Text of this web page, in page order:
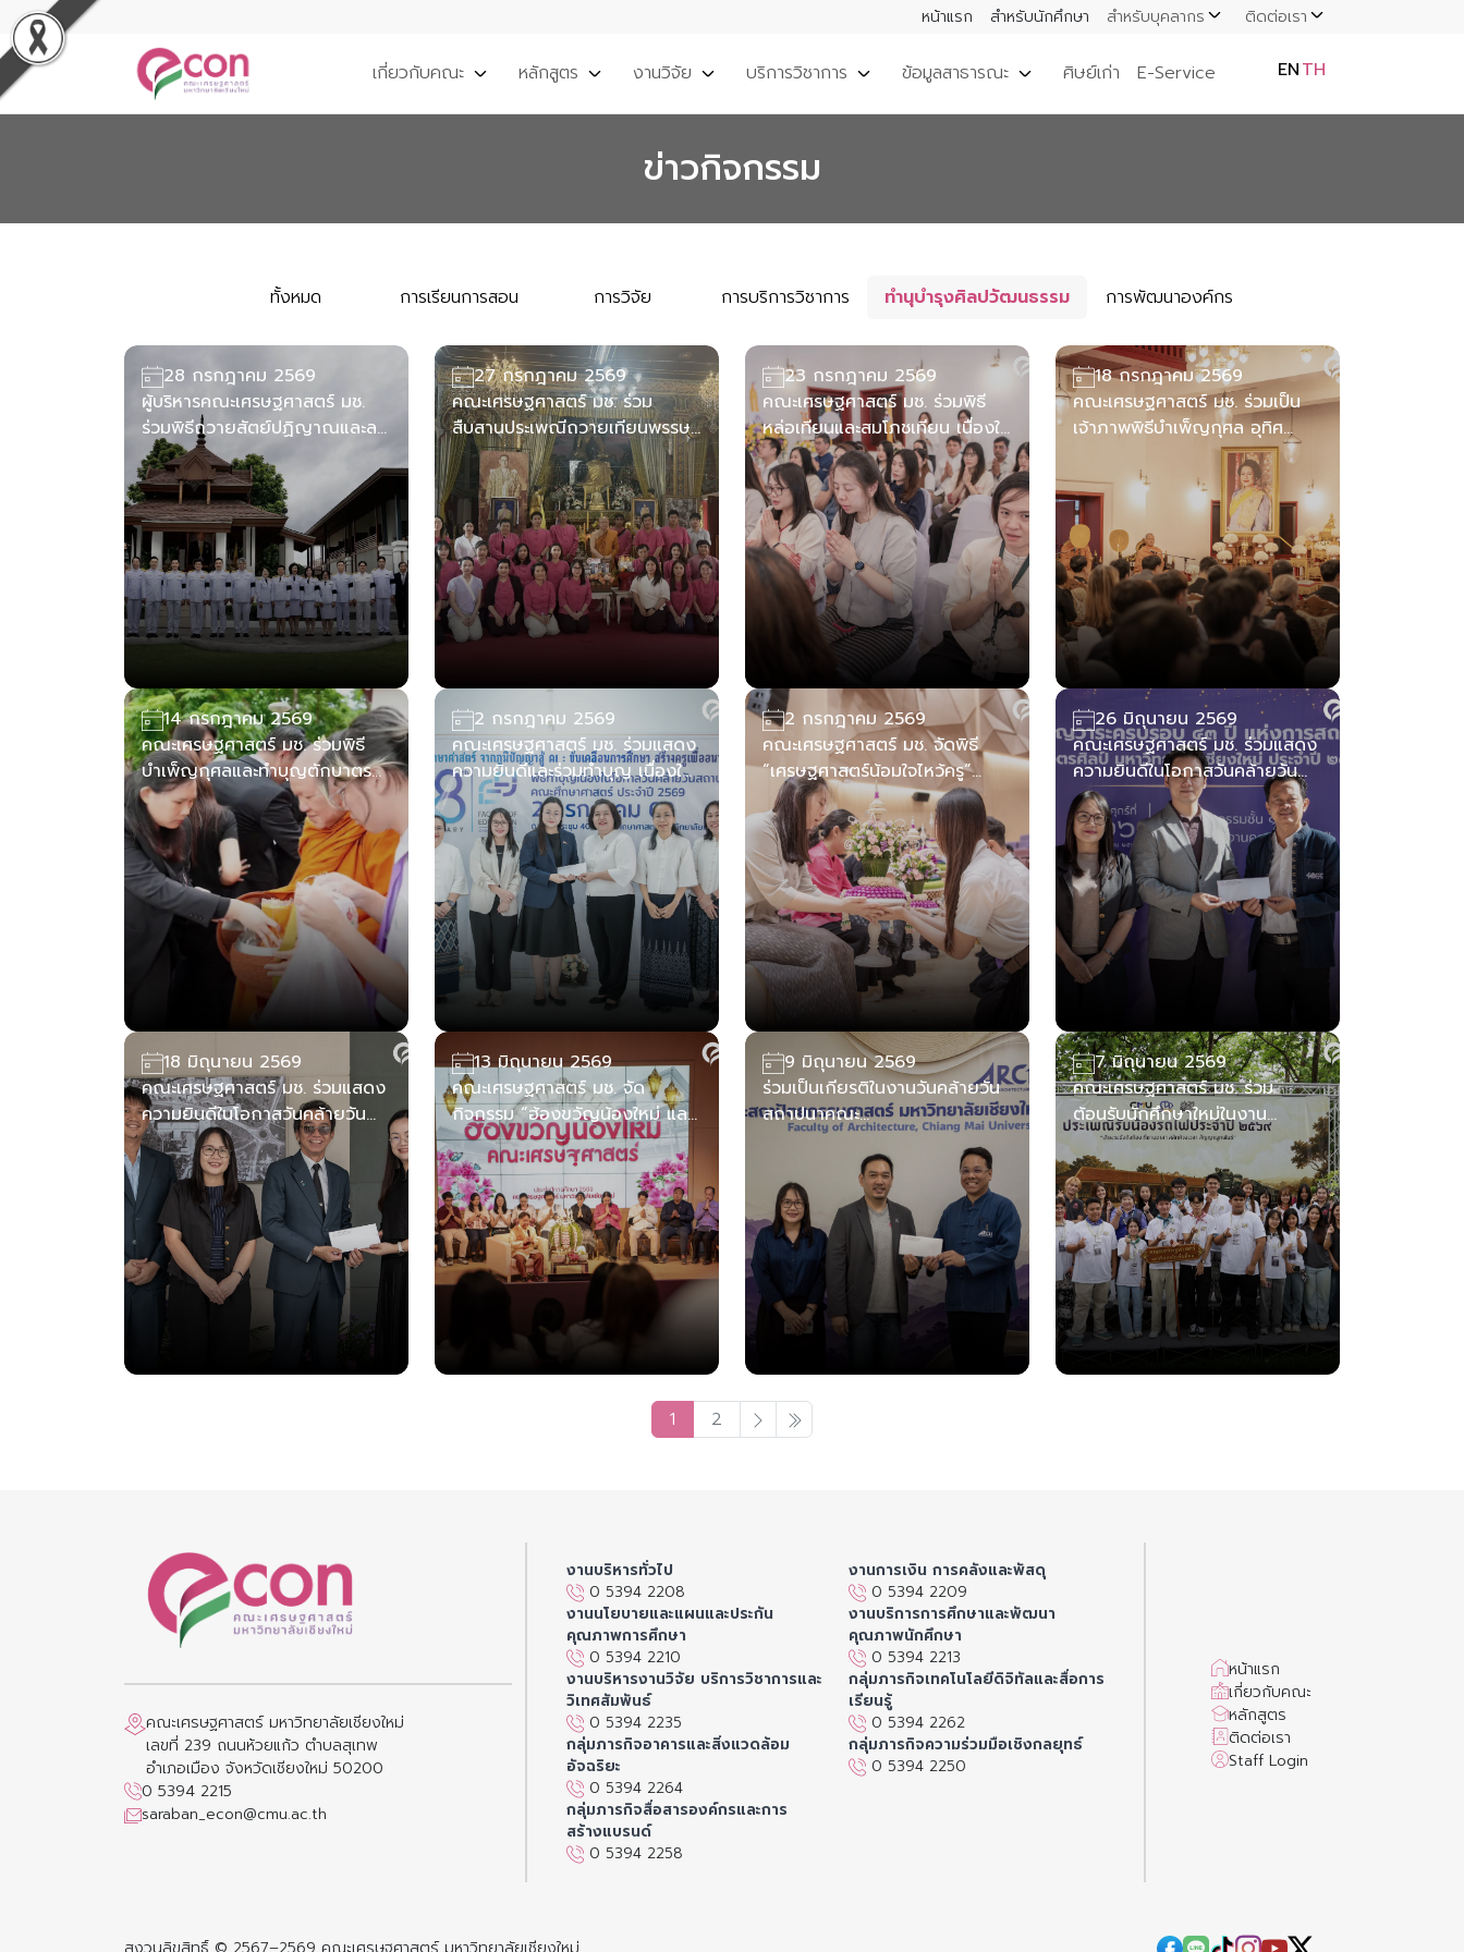
หน้าแรก สำหรับนักศึกษา สำหรับบุคลากร ติดต่อเรา
เกี่ยวกับคณะ หลักสูตร งานวิจัย บริการวิชาการ ข้อมูลสาธารณะ ศิษย์เก่า E-Service ENTH
ข่าวกิจกรรม
ทั้งหมด การเรียนการสอน การวิจัย การบริการวิชาการ ทำนุบำรุงศิลปวัฒนธรรม การพัฒนาองค์กร
28 กรกฎาคม 2569
ผู้บริหารคณะเศรษฐศาสตร์ มช.
ร่วมพิธีถวายสัตย์ปฏิญาณและลง
นามถวายพระพรชัยมงคล เนื่องใน
โอกาสวันเฉลิมพระชนมพรรษา 28
กรกฎาคม 2569
27 กรกฎาคม 2569
คณะเศรษฐศาสตร์ มช. ร่วม
สืบสานประเพณีถวายเทียนพรรษา
ประจำปี 2569 ส่งเสริมคุณธรรม
และทำนุบำรุงศิลปวัฒนธรรม
23 กรกฎาคม 2569
คณะเศรษฐศาสตร์ มช. ร่วมพิธี
หล่อเทียนและสมโภชเทียน เนื่องใน
วันเข้าพรรษา มหาวิทยาลัย
เชียงใหม่ ประจำปี 2569
18 กรกฎาคม 2569
คณะเศรษฐศาสตร์ มช. ร่วมเป็น
เจ้าภาพพิธีบำเพ็ญกุศล อุทิศ
ถวายเป็นพระราชกุศลแด่ สมเด็จ
พระนางเจ้าสิริกิติ์ พระบรมราชชนนี
พันปีหลวง
14 กรกฎาคม 2569
คณะเศรษฐศาสตร์ มช. ร่วมพิธี
บำเพ็ญกุศลและทำบุญตักบาตร
อุทิศถวายเป็นพระกุศลแด่ สมเด็จ
พระเจ้าลูกเธอ เจ้าฟ้าพัชรกิติยาภา
นเรนทิราเทพยวดี กรมหลวงราช
สาริณีสิริพัชร มหาวัชรราชธิดา
2 กรกฎาคม 2569
คณะเศรษฐศาสตร์ มช. ร่วมแสดง
ความยินดีและร่วมทำบุญ เนื่องใน
โอกาสวันคล้ายวันสถาปนาคณะ
ศึกษาศาสตร์ ครบรอบ 58 ปี
2 กรกฎาคม 2569
คณะเศรษฐศาสตร์ มช. จัดพิธี
“เศรษฐศาสตร์น้อมใจไหว้ครู”
ประจำปีการศึกษา 2569 สืบสาน
คุณค่าความกตัญญูและต้อนรับ
นักศึกษาใหม่
26 มิถุนายน 2569
คณะเศรษฐศาสตร์ มช. ร่วมแสดง
ความยินดีในโอกาสวันคล้ายวัน
สถาปนาครบรอบ 43 ปี คณะ
วิจิตรศิลป์ มหาวิทยาลัยเชียงใหม่
18 มิถุนายน 2569
คณะเศรษฐศาสตร์ มช. ร่วมแสดง
ความยินดีในโอกาสวันคล้ายวัน
สถาปนาคณะสังคมศาสตร์
มหาวิทยาลัยเชียงใหม่ ประจำปี
2569
13 มิถุนายน 2569
คณะเศรษฐศาสตร์ มช. จัด
กิจกรรม “ฮ้องขวัญน้องใหม่ และ
สานสัมพันธ์ ECON 69” ต้อนรับ
นักศึกษาใหม่ พร้อมปลูกฝัง
คุณธรรม ความยั่งยืน และความ
ซื่อสัตย์ทางวิชาการ
9 มิถุนายน 2569
ร่วมเป็นเกียรติในงานวันคล้ายวัน
สถาปนาคณะ
สถาปัตยกรรมศาสตร์
7 มิถุนายน 2569
คณะเศรษฐศาสตร์ มช. ร่วม
ต้อนรับนักศึกษาใหม่ในงาน
ประเพณีรับน้องรถไฟ 2569 ส่ง
กำลังใจสู่ก้าวแรกแห่งการตาม
หาความฝัน
1 2
คณะเศรษฐศาสตร์ มหาวิทยาลัยเชียงใหม่
เลขที่ 239 ถนนห้วยแก้ว ตำบลสุเทพ
อำเภอเมือง จังหวัดเชียงใหม่ 50200
0 5394 2215
saraban_econ@cmu.ac.th
งานบริหารทั่วไป
0 5394 2208
งานการเงิน การคลังและพัสดุ
0 5394 2209
งานนโยบายและแผนและประกัน
คุณภาพการศึกษา
0 5394 2210
งานบริการการศึกษาและพัฒนา
คุณภาพนักศึกษา
0 5394 2213
งานบริหารงานวิจัย บริการวิชาการและ
วิเทศสัมพันธ์
0 5394 2235
กลุ่มภารกิจเทคโนโลยีดิจิทัลและสื่อการ
เรียนรู้
0 5394 2262
กลุ่มภารกิจอาคารและสิ่งแวดล้อม
อัจฉริยะ
0 5394 2264
กลุ่มภารกิจความร่วมมือเชิงกลยุทธ์
0 5394 2250
กลุ่มภารกิจสื่อสารองค์กรและการ
สร้างแบรนด์
0 5394 2258
หน้าแรก
เกี่ยวกับคณะ
หลักสูตร
ติดต่อเรา
Staff Login